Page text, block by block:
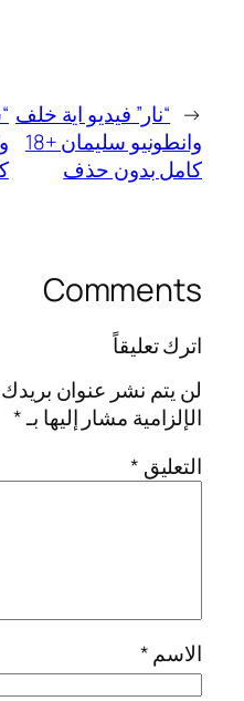
← “نار” فيديو اية خلف
وانطونيو سليمان +18
كامل بدون حذف
Comments
اترك تعليقاً
لن يتم نشر عنوان بريدك
الإلزامية مشار إليها بـ*
التعليق *
الاسم*